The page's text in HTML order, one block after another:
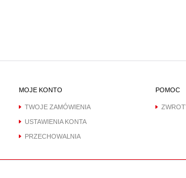
MOJE KONTO
TWOJE ZAMÓWIENIA
USTAWIENIA KONTA
PRZECHOWALNIA
POMOC